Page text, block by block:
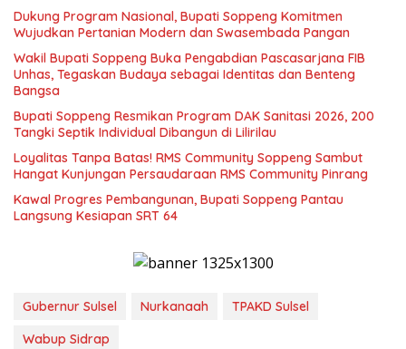
Dukung Program Nasional, Bupati Soppeng Komitmen
Wujudkan Pertanian Modern dan Swasembada Pangan
Wakil Bupati Soppeng Buka Pengabdian Pascasarjana FIB
Unhas, Tegaskan Budaya sebagai Identitas dan Benteng
Bangsa
Bupati Soppeng Resmikan Program DAK Sanitasi 2026, 200
Tangki Septik Individual Dibangun di Lilirilau
Loyalitas Tanpa Batas! RMS Community Soppeng Sambut
Hangat Kunjungan Persaudaraan RMS Community Pinrang
Kawal Progres Pembangunan, Bupati Soppeng Pantau
Langsung Kesiapan SRT 64
Gubernur Sulsel Nurkanaah
TPAKD Sulsel
Wabup Sidrap